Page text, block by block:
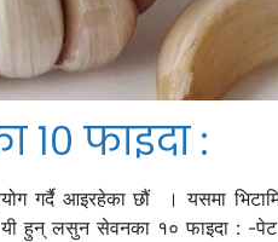
फाइदा :
गर्दै आइरहेका छौं । यसमा
हुन् लसुन सेवनका १० फाइदा : -पेट